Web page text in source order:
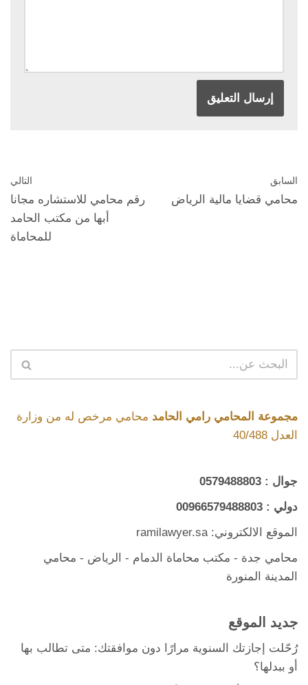
السابق
محامي قضايا مالية الرياض
التالي
رقم محامي للاستشاره مجانا
أبها من مكتب الحامد
للمحاماة
مجموعة المحامي رامي الحامد محامي مرخص له من وزارة
العدل 40/488
جوال : 0579488803
دولي : 00966579488803
الموقع الالكتروني: ramilawyer.sa
محامي جدة - مكتب محاماة الدمام - الرياض - محامي
المدينة المنورة
جديد الموقع
رُحّلت إجازتك السنوية مرارًا دون موافقتك: متى تطالب بها
أو ببدلها؟